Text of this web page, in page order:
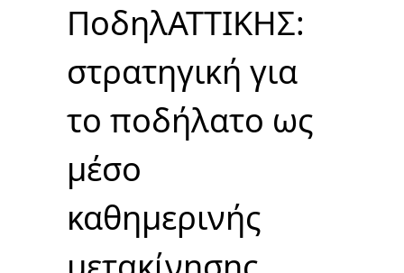
ΠοδηλΑΤΤΙΚΗΣ:
στρατηγική για
το ποδήλατο ως
μέσο
καθημερινής